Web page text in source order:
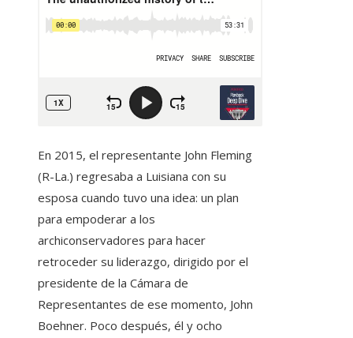
En 2015, el representante John Fleming
(R-La.) regresaba a Luisiana con su
esposa cuando tuvo una idea: un plan
para empoderar a los
archiconservadores para hacer
retroceder su liderazgo, dirigido por el
presidente de la Cámara de
Representantes de ese momento, John
Boehner. Poco después, él y ocho